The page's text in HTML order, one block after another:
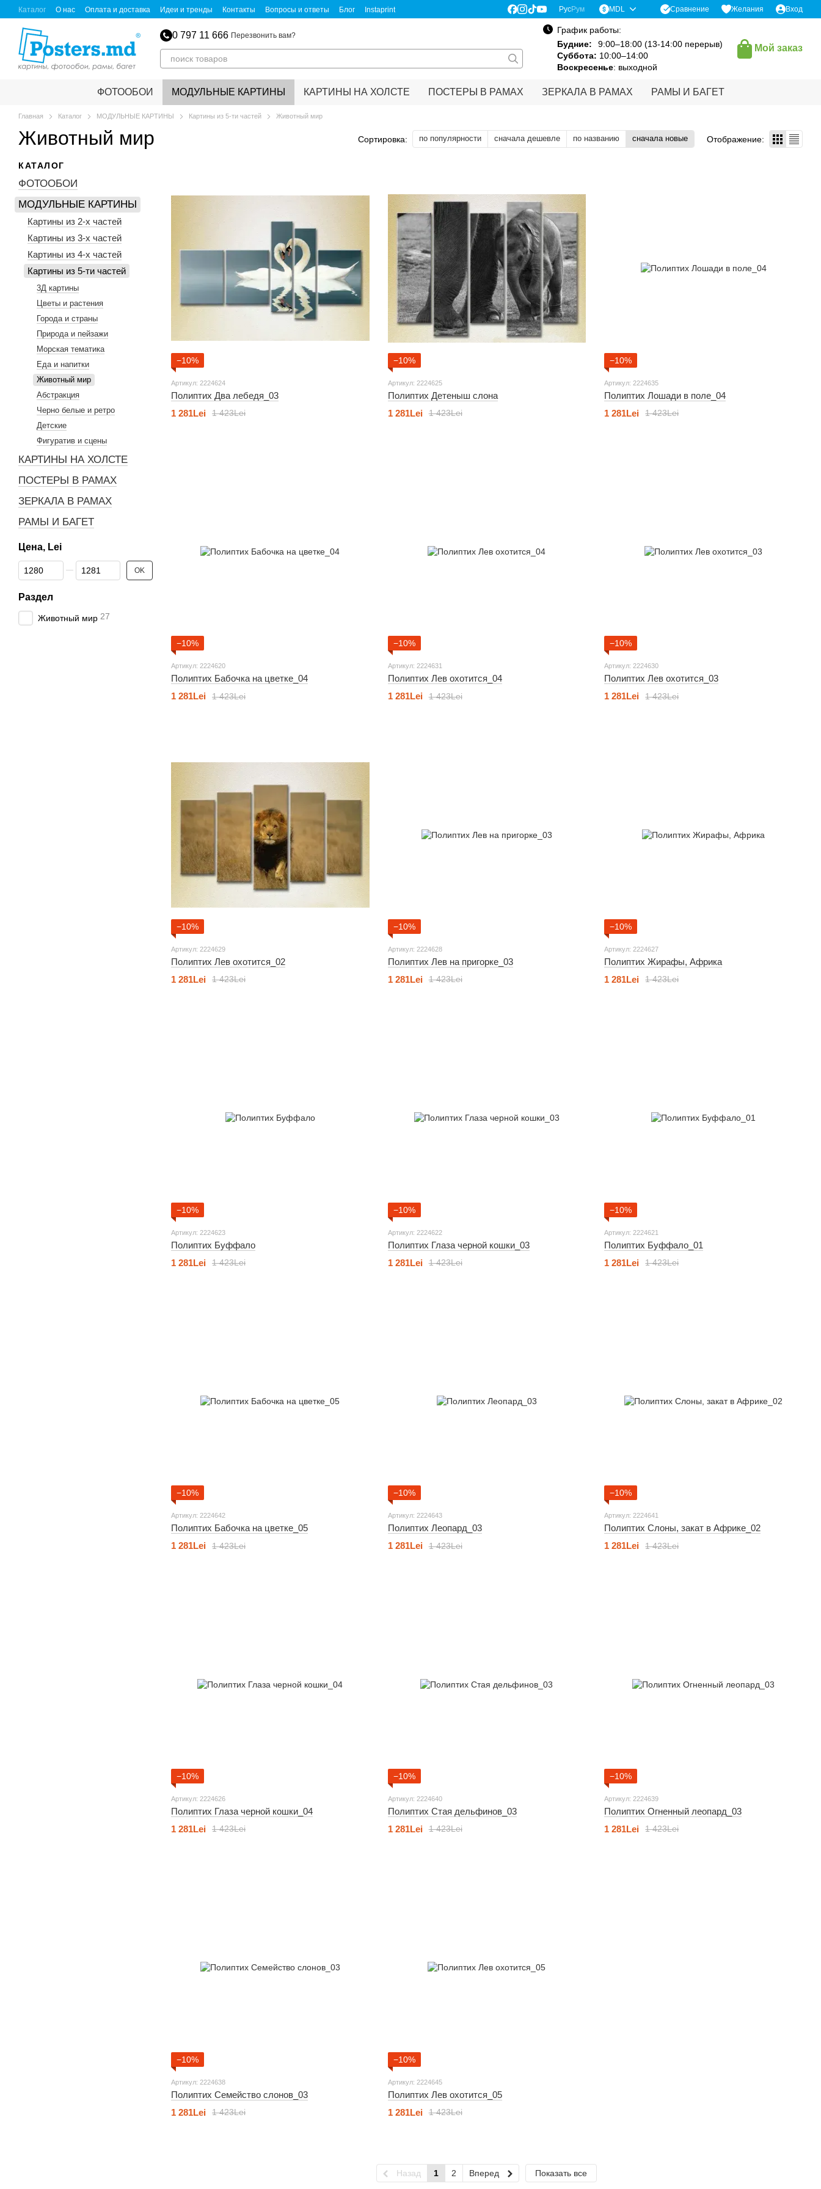
Перейти к основному контенту
Каталог О нас Оплата и доставка Идеи и тренды Контакты Вопросы и ответы Блог
Instaprint
Обмен и возврат
Для партнеров
РусРум MDL Сравнение Желания Вход
0 797 11 666 Перезвонить вам?
График работы:
Будние:
9:00–18:00 (13-14:00 перерыв)
Суббота: 10:00–14:00
Воскресенье: выходной
Мой заказ
ФОТООБОИ МОДУЛЬНЫЕ КАРТИНЫ КАРТИНЫ НА ХОЛСТЕ ПОСТЕРЫ В РАМАХ ЗЕРКАЛА В РАМАХ РАМЫ И БАГЕТ
Главная Каталог МОДУЛЬНЫЕ КАРТИНЫ Картины из 5-ти частей Животный мир
Животный мир Сортировка: по популярности сначала дешевле по названию сначала новые Отображение:
−10%
Артикул: 2224624
Полиптих Два лебедя_03
1 423Lei
1 281Lei
−10%
Артикул: 2224625
Полиптих Детеныш слона
1 423Lei
1 281Lei
−10%
Артикул: 2224635
Полиптих Лошади в поле_04
1 423Lei
1 281Lei
−10%
Артикул: 2224620
Полиптих Бабочка на цветке_04
1 423Lei
1 281Lei
−10%
Артикул: 2224631
Полиптих Лев охотится_04
1 423Lei
1 281Lei
−10%
Артикул: 2224630
Полиптих Лев охотится_03
1 423Lei
1 281Lei
−10%
Артикул: 2224629
Полиптих Лев охотится_02
1 423Lei
1 281Lei
−10%
Артикул: 2224628
Полиптих Лев на пригорке_03
1 423Lei
1 281Lei
−10%
Артикул: 2224627
Полиптих Жирафы, Африка
1 423Lei
1 281Lei
−10%
Артикул: 2224623
Полиптих Буффало
1 423Lei
1 281Lei
−10%
Артикул: 2224622
Полиптих Глаза черной кошки_03
1 423Lei
1 281Lei
−10%
Артикул: 2224621
Полиптих Буффало_01
1 423Lei
1 281Lei
−10%
Артикул: 2224642
Полиптих Бабочка на цветке_05
1 423Lei
1 281Lei
−10%
Артикул: 2224643
Полиптих Леопард_03
1 423Lei
1 281Lei
−10%
Артикул: 2224641
Полиптих Слоны, закат в Африке_02
1 423Lei
1 281Lei
−10%
Артикул: 2224626
Полиптих Глаза черной кошки_04
1 423Lei
1 281Lei
−10%
Артикул: 2224640
Полиптих Стая дельфинов_03
1 423Lei
1 281Lei
−10%
Артикул: 2224639
Полиптих Огненный леопард_03
1 423Lei
1 281Lei
−10%
Артикул: 2224638
Полиптих Семейство слонов_03
1 423Lei
1 281Lei
−10%
Артикул: 2224645
Полиптих Лев охотится_05
1 423Lei
1 281Lei
Назад 1 2 Вперед Показать все
КАТАЛОГ
ФОТООБОИ
МОДУЛЬНЫЕ КАРТИНЫ
Картины из 2-х частей
Картины из 3-х частей
Картины из 4-х частей
Картины из 5-ти частей
3Д картины
Цветы и растения
Города и страны
Природа и пейзажи
Морская тематика
Еда и напитки
Животный мир
Абстракция
Черно белые и ретро
Детские
Фигуратив и сцены
КАРТИНЫ НА ХОЛСТЕ
ПОСТЕРЫ В РАМАХ
ЗЕРКАЛА В РАМАХ
РАМЫ И БАГЕТ
Цена, Lei
От Цена, Lei
До Цена, Lei OK
Раздел
Животный мир 27